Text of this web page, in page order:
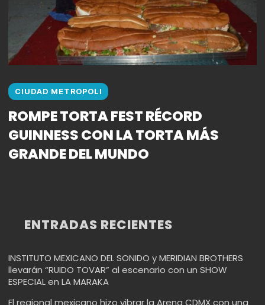
CIUDAD METROPOLI
ROMPE TORTA FEST RÉCORD
GUINNESS CON LA TORTA MÁS
GRANDE DEL MUNDO
ENTRADAS RECIENTES
INSTITUTO MEXICANO DEL SONIDO y MERIDIAN BROTHERS
llevarán “RUIDO TOVAR” al escenario con un SHOW
ESPECIAL en LA MARAKA
El regional mexicano hizo vibrar la Arena CDMX con una